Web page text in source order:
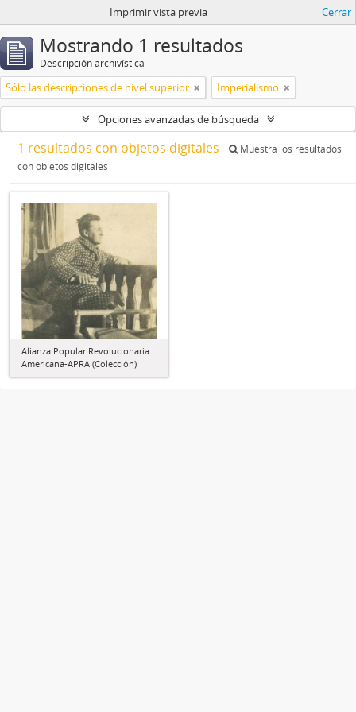
Imprimir vista previa Cerrar
Mostrando 1 resultados
Descripción archivística
Sólo las descripciones de nivel superior Imperialismo
Opciones avanzadas de búsqueda
1 resultados con objetos digitales
Muestra los resultados
con objetos digitales
Alianza Popular Revolucionaria
Americana-APRA (Colección)